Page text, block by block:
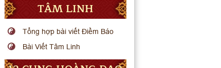
TÂM LINH
Tổng hợp bài viết Điềm Báo
Bài Viết Tâm Linh